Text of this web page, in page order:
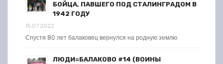
БОЙЦА, ПАВШЕГО ПОД СТАЛИНГРАДОМ В
1942 ГОДУ
15.07.2022
Спустя 80 лет балаковец вернулся на родную землю
ЛЮДИ=БАЛАКОВО #14 (ВОИНЫ